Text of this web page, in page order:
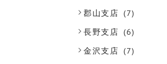
郡山支店 (7)
長野支店 (6)
金沢支店 (7)